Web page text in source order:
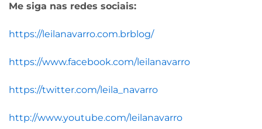
Me siga nas redes sociais:
https://leilanavarro.com.brblog/
https://www.facebook.com/leilanavarro
https://twitter.com/leila_navarro
http://www.youtube.com/leilanavarro